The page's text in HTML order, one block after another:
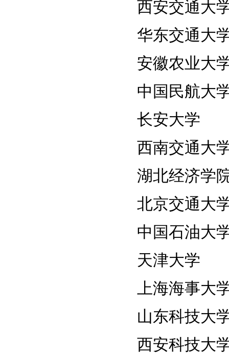
西安交通大
华东交通大
安徽农业大
中国民航大
长安大学
西南交通大
湖北经济学
北京交通大
中国石油大
天津大学
上海海事大
山东科技大
西安科技大